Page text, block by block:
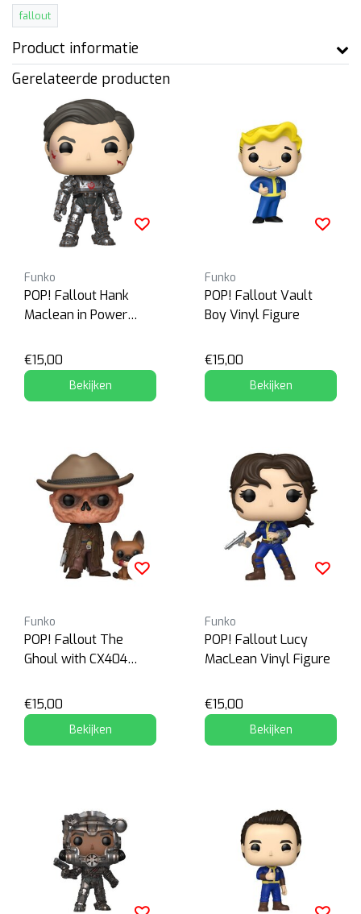
fallout
Product informatie
Gerelateerde producten
Funko
POP! Fallout Hank
Maclean in Power
€15,00
Bekijken
Funko
POP! Fallout Vault
Boy Vinyl Figure
€15,00
Bekijken
Funko
POP! Fallout The
Ghoul with CX404
€15,00
Bekijken
Funko
POP! Fallout Lucy
MacLean Vinyl Figure
€15,00
Bekijken